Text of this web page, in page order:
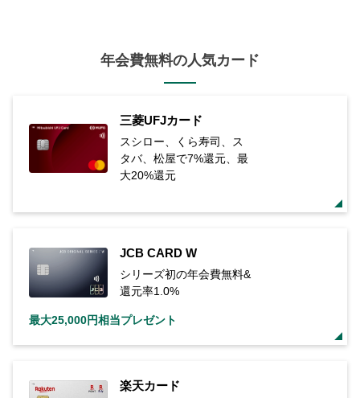
年会費無料の人気カード
三菱UFJカード
スシロー、くら寿司、ス
タバ、松屋で7%還元、最
大20%還元
JCB CARD W
シリーズ初の年会費無料&
還元率1.0%
最大25,000円相当プレゼント
楽天カード